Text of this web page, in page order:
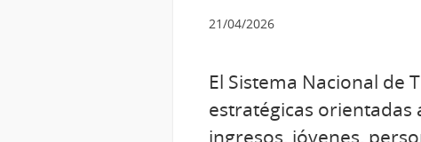
21/04/2026
El Sistema Nacional de
estratégicas orientadas
ingresos, jóvenes,